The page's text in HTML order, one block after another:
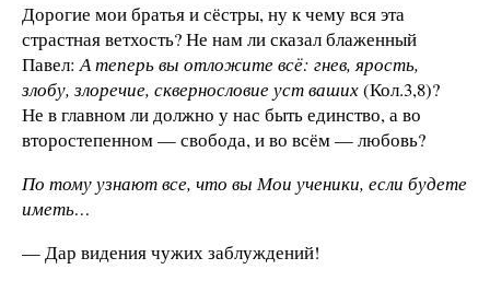
Дорогие мои братья и сёстры, ну к чему вся эта
страстная ветхость? Не нам ли сказал блаженный
Павел:А теперь вы отложите всё: гнев, ярость,
злобу, злоречие, сквернословие уст ваших(Кол.3,8)?
Не в главном ли должно у нас быть единство, а во
второстепенном — свобода, и во всём — любовь?
По тому узнают все, что вы Мои ученики, если будете
иметь…
— Дар видения чужих заблуждений!